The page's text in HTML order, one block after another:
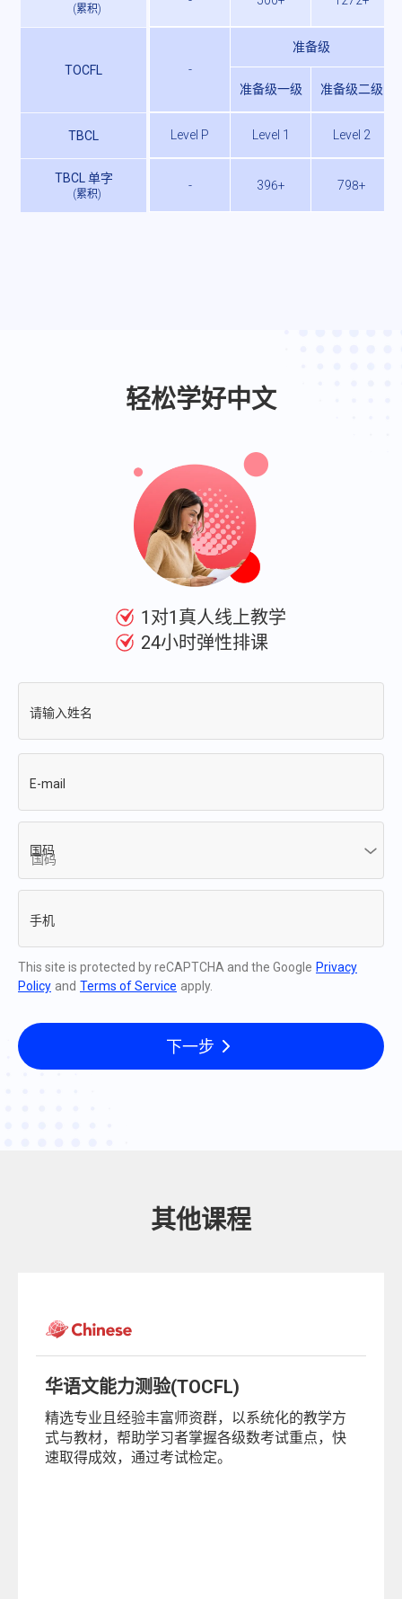
(累积)
TOCFL -
准备级
准备级一级 准备级二级
TBCL Level P Level 1 Level 2
TBCL 单字
(累积)
- 396+ 798+
轻松学好中文
1对1真人线上教学
24小时弹性排课
请输入姓名
E-mail
国码
手机
This site is protected by reCAPTCHA and the Google Privacy
Policy and Terms of Service apply.
下一步
其他课程
华语文能力测验(TOCFL)
精选专业且经验丰富师资群，以系统化的教学方
式与教材，帮助学习者掌握各级数考试重点，快
速取得成效，通过考试检定。